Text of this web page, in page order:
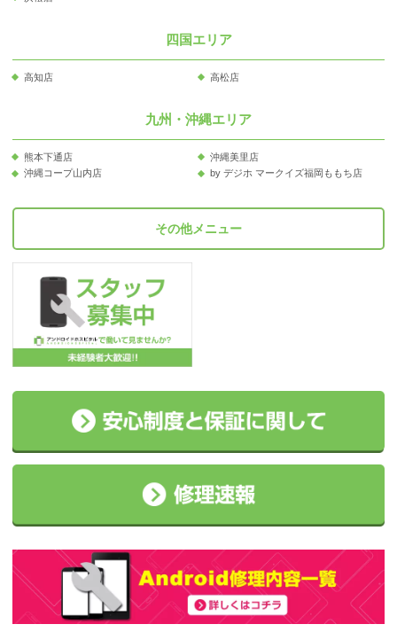
四国エリア
高知店 高松店
九州・沖縄エリア
熊本下通店
沖縄美里店
沖縄コープ山内店
by デジホ マークイズ福岡ももち店
その他メニュー